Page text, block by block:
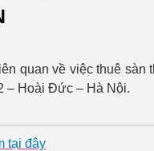
quan về việc thuê sàn
– Hoài Đức – Hà Nội.
tại đây